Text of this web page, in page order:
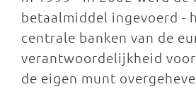
betaalmiddel ingevoerd -
centrale banken van de
verantwoordelijkheid voor
de eigen munt